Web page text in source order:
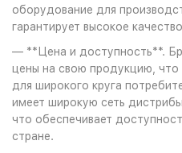
оборудование для
гарантирует высокое
— **Цена и доступность**.
цены на свою продукцию, что
для широкого круга
имеет широкую сеть
что обеспечивает
стране.